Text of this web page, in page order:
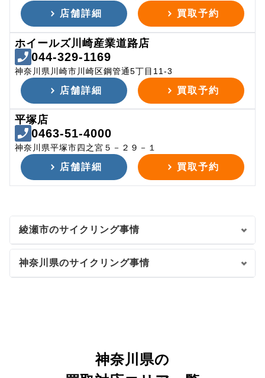
店舗詳細 買取予約
ホイールズ川崎産業道路店
044-329-1169
神奈川県川崎市川崎区鋼管通5丁目11-3
店舗詳細 買取予約
平塚店
0463-51-4000
神奈川県平塚市四之宮５－２９－１
店舗詳細 買取予約
綾瀬市のサイクリング事情
神奈川県のサイクリング事情
神奈川県の